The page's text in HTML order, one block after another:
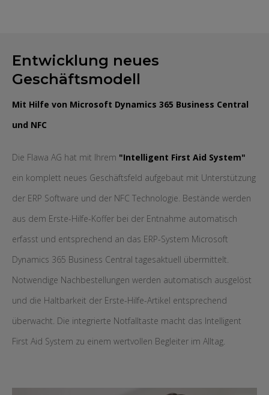
Entwicklung neues
Geschäftsmodell
Mit Hilfe von Microsoft Dynamics 365 Business Central
und NFC
Die Flawa AG hat mit Ihrem "Intelligent First Aid System"
ein komplett neues Geschäftsfeld aufgebaut mit Unterstützung
der ERP Software und der NFC Technologie. Bestände werden
aus dem Erste-Hilfe-Koffer bei der Entnahme automatisch
erfasst und entsprechend an das ERP-System Microsoft
Dynamics 365 Business Central tagesaktuell übermittelt.
Notwendige Nachbestellungen werden automatisch ausgelöst
und die Haltbarkeit der Erste-Hilfe-Artikel entsprechend
überwacht. Die integrierte Notfalltaste macht das Intelligent
First Aid System zu einem wertvollen Begleiter im Alltag.